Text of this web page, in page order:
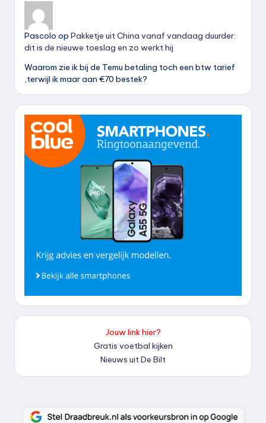
Pascolo op Pakketje uit China vanaf vandaag duurder:
dit is de nieuwe toeslag en zo werkt hij
Waarom zie ik bij de Temu betaling toch een btw tarief
,terwijl ik maar aan €70 bestek?
Jouw link hier?
Gratis voetbal kijken
Nieuws uit De Bilt